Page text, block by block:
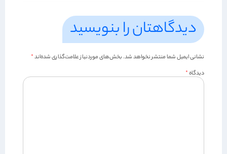
دیدگاهتان را بنویسید
نشانی ایمیل شما منتشر نخواهد شد.بخش‌های موردنیاز علامت‌گذاری شده‌اند*
دیدگاه*